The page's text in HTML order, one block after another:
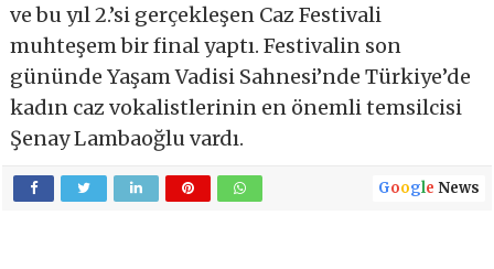
ve bu yıl 2.’si gerçekleşen Caz Festivali
muhteşem bir final yaptı. Festivalin son
gününde Yaşam Vadisi Sahnesi’nde Türkiye’de
kadın caz vokalistlerinin en önemli temsilcisi
Şenay Lambaoğlu vardı.
Google News